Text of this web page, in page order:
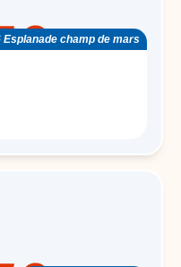
Esplanade champ de mars